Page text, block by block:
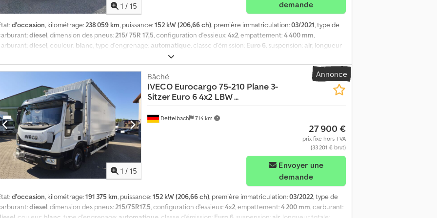
1 / 15
demande
d'occasion, kilométrage: 238 059 km, puissance:152 kW (206,66 ch), première immatriculation:03/2021, type de
diesel , dimension des pneus: 215/ 75R 17,5 , configuration d'essieux:4x2 , empattement:4 400 mm
diesel , couleur: blanc , type d'engrenage: automatique , classe d'émission: Euro 6 , suspension: air , longueur
, hauteur totale:3 550 mm
de l’espace de chargement:2 490 mm, hauteur de l'espace de chargement:2 500 mm, Année de
ABS, béquet, chauffage de siège, climatisation, direction assistée, hayon
élévateur, ordinateur de bord, phares antibrouillard, régulation électrique des vitres, rétroviseur électrique,
verrouillage centralisé, = Plus d'options et d'accessoires = - Chronotachygraphe - Climate control - Détection de
de voie - Pare-soleil - Radio - Roue de secours - Siège chauffant à l'avant - Volant multifunction = Plus
= Dimension des pneus: 215/ 75R 17,5 Suspension: suspension pneumatique Capacité du moteur: 4.485
Poids à vide: 5.160 kg Capacité de charge: 2.330 kg Dcodpfx Aezq Sl Rsh Ejk PBV: 7.490 kg Trappe de chargement:
kg Certificat qualité de l'air: vert
Annonce
1 / 15
Dettelbach 714 km
Bâché
IVECO Eurocargo 75-210 Plane 3-
Sitzer Euro 6 4x2 LBW ...
27 900 €
prix fixe hors TVA
(33 201 € brut)
demande
d'occasion, kilométrage:191 375 km, puissance:152 kW (206,66 ch), première immatriculation:03/2022, type de
diesel , dimension des pneus: 215/75R17,5 , configuration d'essieux:4x2 , empattement:4 200 mm , carburant: